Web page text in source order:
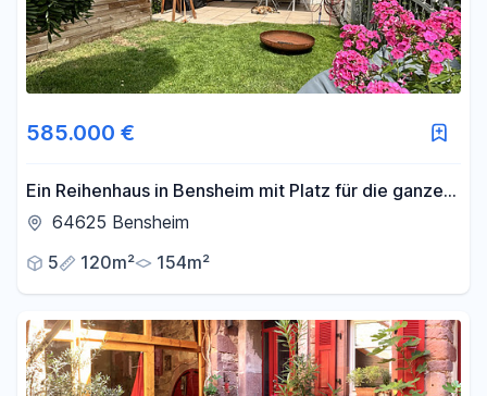
585.000 €
Ein Reihenhaus in Bensheim mit Platz für die ganze
Familie
64625 Bensheim
5
120m² 154m²